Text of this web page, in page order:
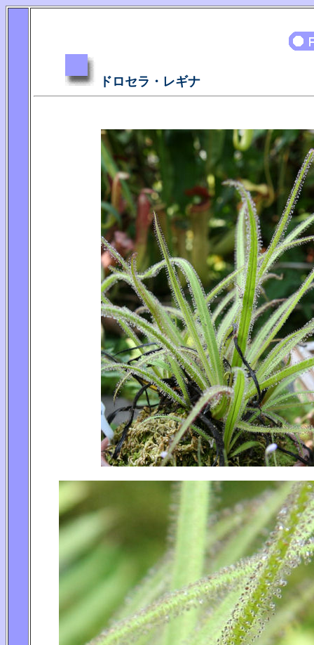
ドロセラ・レギナ